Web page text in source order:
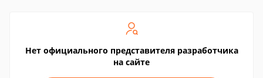
Нет официального представителя разработчика
на сайте